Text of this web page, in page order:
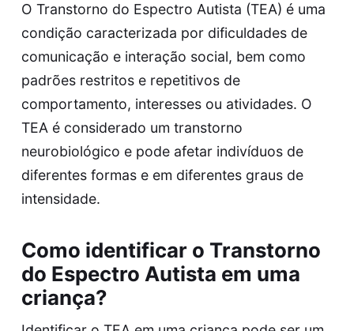
O Transtorno do Espectro Autista (TEA) é uma
condição caracterizada por dificuldades de
comunicação e interação social, bem como
padrões restritos e repetitivos de
comportamento, interesses ou atividades. O
TEA é considerado um transtorno
neurobiológico e pode afetar indivíduos de
diferentes formas e em diferentes graus de
intensidade.
Como identificar o Transtorno
do Espectro Autista em uma
criança?